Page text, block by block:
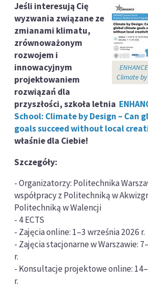
Climate
Jeśli interesują Cię
wyzwania związane ze
zmianami klimatu,
zrównoważonym
rozwojem i
innowacyjnym
projektowaniem
rozwiązań dla
przyszłości, szkoła letnia
School: Climate by Design – Can
goals succeed without local
właśnie dla Ciebie!
Szczegóły:
- Organizatorzy: Politechnika
współpracy z Politechniką w
Politechniką w Walencji
- 4 ECTS
- Zajęcia online: 1–3 września 2026 r.
- Zajęcia stacjonarne w Warszawie:
r.
- Konsultacje projektowe online:
r.